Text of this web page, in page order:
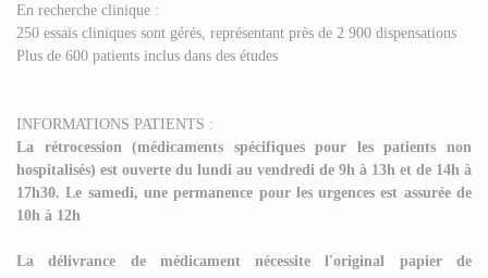
En recherche clinique :
250 essais cliniques sont gérés, représentant près de 2 900 dispensations
Plus de 600 patients inclus dans des études
INFORMATIONS PATIENTS :
La rétrocession (médicaments spécifiques pour les patients non
hospitalisés) est ouverte du lundi au vendredi de 9h à 13h et de 14h à
17h30. Le samedi, une permanence pour les urgences est assurée de
10h à 12h
La délivrance de médicament nécessite l'original papierde